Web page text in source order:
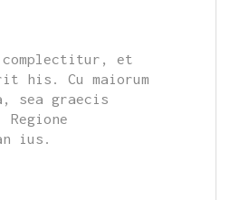
complectitur, et
his. Cu maiorum
sea graecis
ius.